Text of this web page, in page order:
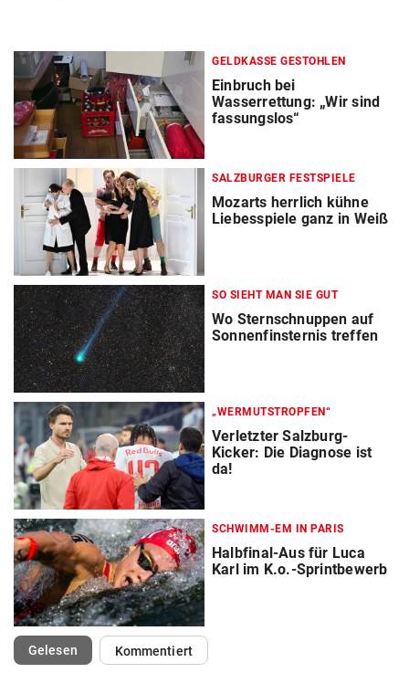
GELDKASSE GESTOHLEN
Einbruch bei
Wasserrettung: „Wir sind
fassungslos“
SALZBURGER FESTSPIELE
Mozarts herrlich kühne
Liebesspiele ganz in Weiß
SO SIEHT MAN SIE GUT
Wo Sternschnuppen auf
Sonnenfinsternis treffen
„WERMUTSTROPFEN“
Verletzter Salzburg-
Kicker: Die Diagnose ist
da!
SCHWIMM-EM IN PARIS
Halbfinal-Aus für Luca
Karl im K.o.-Sprintbewerb
Gelesen(ausgewählt)Kommentiert